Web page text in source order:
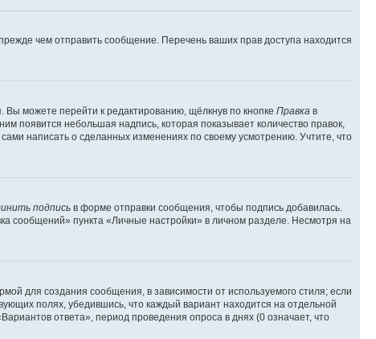
чем отправить сообщение. Перечень ваших прав доступа находится
можете перейти к редактированию, щёлкнув по кнопке Правка в
появится небольшая надпись, которая показывает количество правок,
написать о сделанных изменениях по своему усмотрению. Учтите, что
подпись в форме отправки сообщения, чтобы подпись добавилась.
сообщений» пункта «Личные настройки» в личном разделе. Несмотря на
для создания сообщения, в зависимости от используемого стиля; если
полях, убедившись, что каждый вариант находится на отдельной
ответа», период проведения опроса в днях (0 означает, что